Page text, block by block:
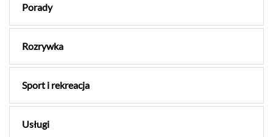
Porady
Rozrywka
Sport i rekreacja
Usługi